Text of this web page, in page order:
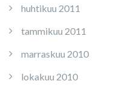
huhtikuu 2011
tammikuu 2011
marraskuu 2010
lokakuu 2010